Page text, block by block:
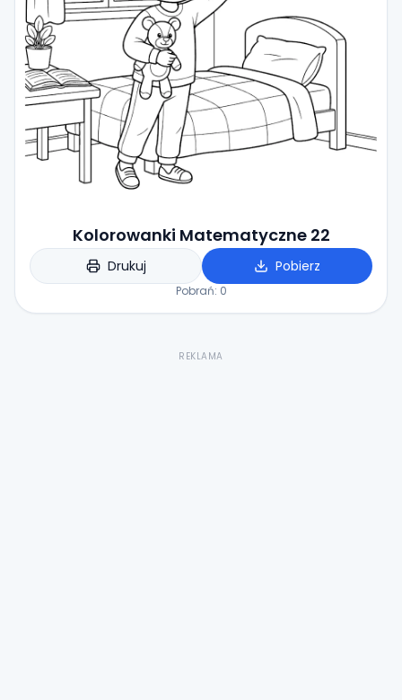
Kolorowanki Matematyczne 22
Drukuj Pobierz
Pobrań: 0
REKLAMA